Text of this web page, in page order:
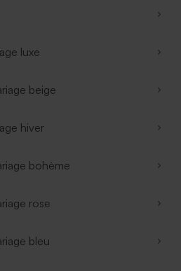
luxe
beige
hiver
bohème
rose
bleu